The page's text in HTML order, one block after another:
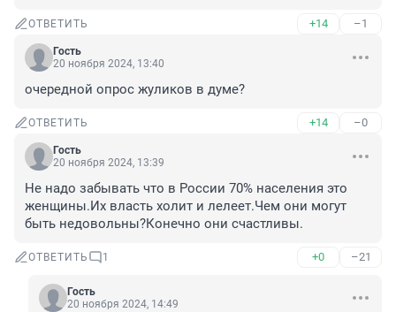
ОТВЕТИТЬ +14 –1
Гость
20 ноября 2024, 13:40
очередной опрос жуликов в думе?
ОТВЕТИТЬ +14 –0
Гость
20 ноября 2024, 13:39
Не надо забывать что в России 70% населения это
женщины.Их власть холит и лелеет.Чем они могут
быть недовольны?Конечно они счастливы.
ОТВЕТИТЬ 1 +0 –21
Гость
20 ноября 2024, 14:49